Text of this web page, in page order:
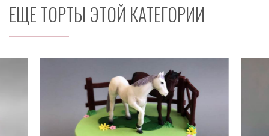
ЕЩЕ ТОРТЫ ЭТОЙ КАТЕГОРИИ